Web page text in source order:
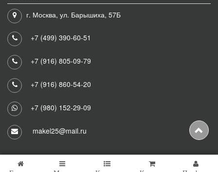
г. Москва, ул. Барышиха, 57Б
+7 (499) 390-60-51
+7 (916) 805-09-79
+7 (916) 860-54-20
+7 (980) 152-29-09
makel25@mail.ru